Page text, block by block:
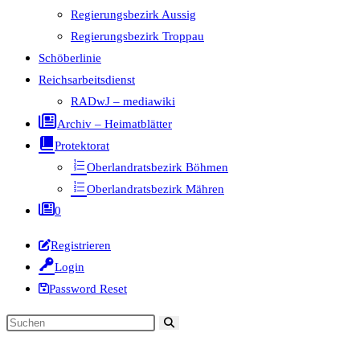
Regierungsbezirk Aussig
Regierungsbezirk Troppau
Schöberlinie
Reichsarbeitsdienst
RADwJ – mediawiki
Archiv – Heimatblätter
Protektorat
Oberlandratsbezirk Böhmen
Oberlandratsbezirk Mähren
0
Registrieren
Login
Password Reset
Diese